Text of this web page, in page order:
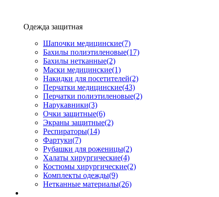
Одежда защитная
Шапочки медицинские(7)
Бахилы полиэтиленовые(17)
Бахилы нетканные(2)
Маски медицинские(1)
Накидки для посетителей(2)
Перчатки медицинские(43)
Перчатки полиэтиленовые(2)
Нарукавники(3)
Очки защитные(6)
Экраны защитные(2)
Рeспираторы(14)
Фартуки(7)
Рубашки для роженицы(2)
Халаты хирургические(4)
Костюмы хирургические(2)
Комплекты одежды(9)
Нетканные материалы(26)